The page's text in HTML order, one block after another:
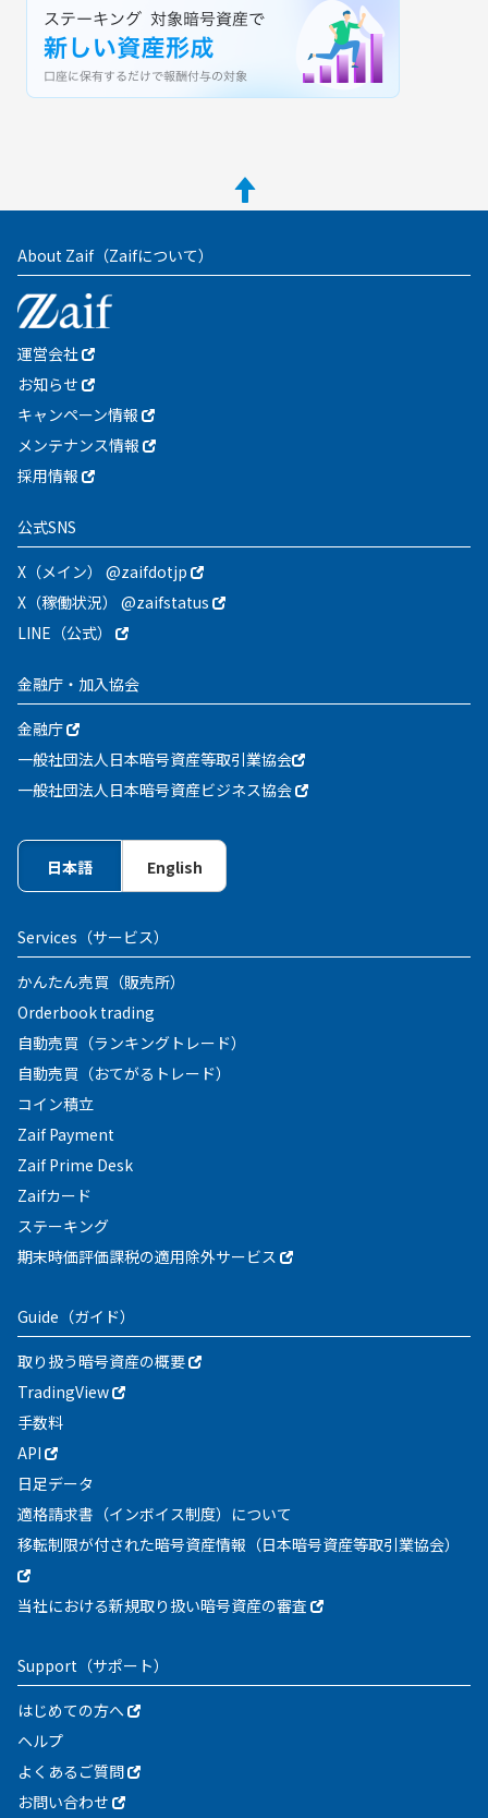
About Zaif（Zaifについて）
運営会社
お知らせ
キャンペーン情報
メンテナンス情報
採用情報
公式SNS
X（メイン） @zaifdotjp
X（稼働状況） @zaifstatus
LINE（公式）
金融庁・加入協会
金融庁
一般社団法人日本暗号資産等取引業協会
一般社団法人日本暗号資産ビジネス協会
日本語 English
Services （サービス）
かんたん売買（販売所）
Orderbook trading
自動売買（ランキングトレード）
自動売買（おてがるトレード）
コイン積立
Zaif Payment
Zaif Prime Desk
Zaifカード
ステーキング
期末時価評価課税の適用除外サービス
Guide （ガイド）
取り扱う暗号資産の概要
TradingView
手数料
API
日足データ
適格請求書（インボイス制度）について
移転制限が付された暗号資産情報（日本暗号資産等取引業協会）
当社における新規取り扱い暗号資産の審査
Support （サポート）
はじめての方へ
ヘルプ
よくあるご質問
お問い合わせ